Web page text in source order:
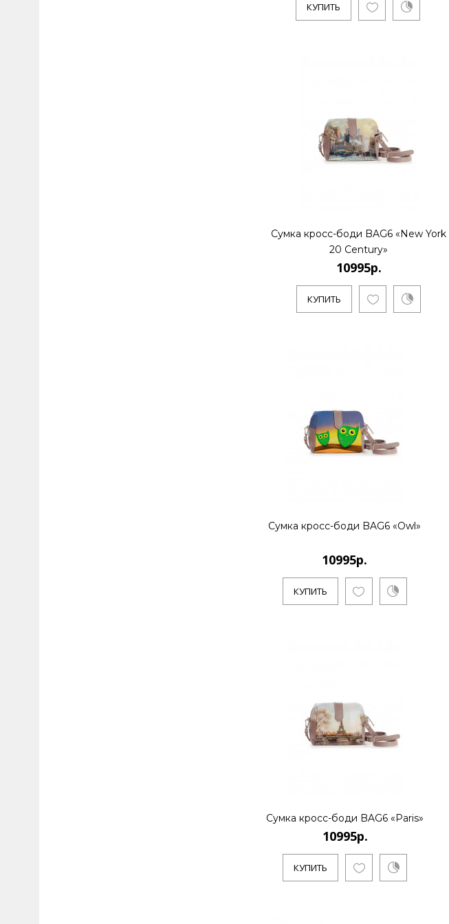
КУПИТЬ
Сумка кросс-боди BAG6 «New York
20 Century»
10995р.
КУПИТЬ
Сумка кросс-боди BAG6 «Owl»
10995р.
КУПИТЬ
Сумка кросс-боди BAG6 «Paris»
10995р.
КУПИТЬ